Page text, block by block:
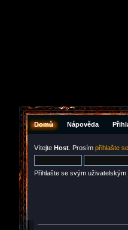
Domů Nápověda
Vítejte Host . Prosím přihlašte se
Přihlašte se svým uživatelským